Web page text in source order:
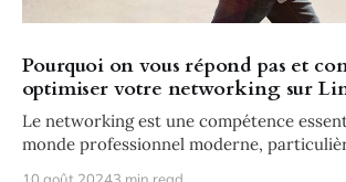
Pourquoi on vous répond pas et
optimiser votre networking sur
Le networking est une compétence
monde professionnel moderne,
10 août 20243 min read